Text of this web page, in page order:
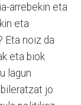
arrebekin eta
eta
Eta noiz da
eta biok
lagun
jo